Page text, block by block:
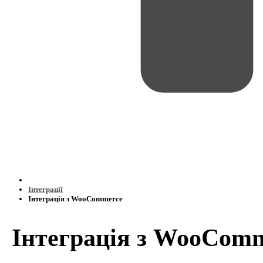
Інтеграції
Інтеграція з WooCommerce
Інтеграція з